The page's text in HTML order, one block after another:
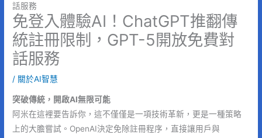
話服務
免登入體驗AI！ChatGPT推翻傳
統註冊限制，GPT-5開放免費對
話服務
/ 關於AI智慧
突破傳統，開啟AI無限可能
阿米在這裡要告訴你，這不僅僅是一項技術革新，更是一種策略
上的大膽嘗試。OpenAI決定免除註冊程序，直接讓用戶與